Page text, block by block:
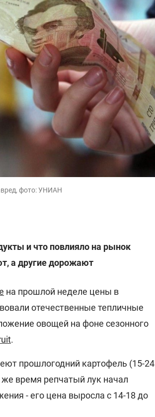
фото: УНИАН
и что повлияло на рынок
а другие дорожают
на прошлой неделе цены в
отечественные тепличные
овощей на фоне сезонного
.
прошлогодний картофель (15-24
же время репчатый лук начал
- его цена выросла с 14-18 до